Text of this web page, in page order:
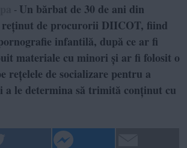
- Un bărbat de 30 de ani din
reținut de procurorii DIICOT, fiind
infantilă, după ce ar fi
materiale cu minori și ar fi folosit o
rețelele de socializare pentru a
a le determina să trimită conținut cu